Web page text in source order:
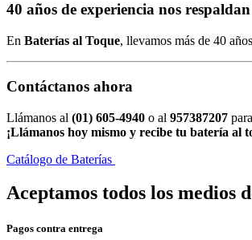
40 años de experiencia nos respaldan
En Baterías al Toque, llevamos más de 40
Contáctanos ahora
Llámanos al (01) 605-4940 o al 957387207
¡Llámanos hoy mismo y recibe tu batería al
Catálogo de Baterías
Aceptamos todos los medios
Pagos contra entrega